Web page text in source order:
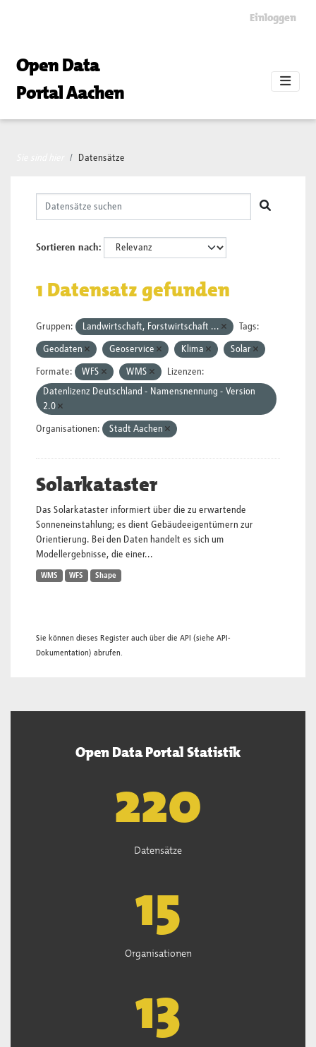
Einloggen
Open Data
Portal Aachen
Datensätze
Sortieren nach
1 Datensatz gefunden
Gruppen: Landwirtschaft, Forstwirtschaft ... Tags:
Geodaten Geoservice Klima Solar
Formate: WFS WMS
Lizenzen:
Datenlizenz Deutschland - Namensnennung - Version
2.0
Organisationen: Stadt Aachen
Solarkataster
Das Solarkataster informiert über die zu erwartende
Sonneneinstahlung; es dient Gebäudeeigentümern zur
Orientierung. Bei den Daten handelt es sich um
Modellergebnisse, die einer...
WMS WFS Shape
Sie können dieses Register auch über die API (siehe API-
Dokumentation) abrufen.
Open Data Portal Statistik
222
Datensätze
15
Organisationen
13